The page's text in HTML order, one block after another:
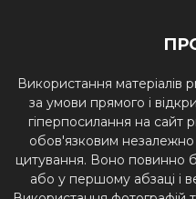
Використання матеріалів
за умови прямого і
гіперпосилання на сайт
обов'язковим незалежно
цитування. Воно повинно
або у першому абзаці і